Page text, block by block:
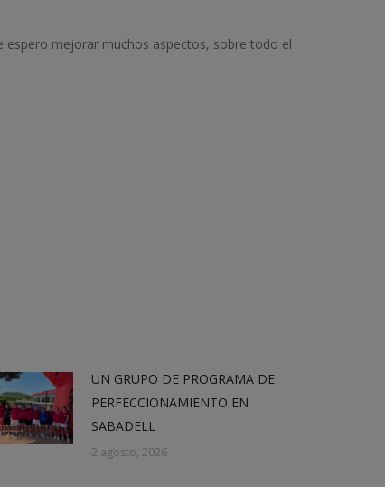
espero mejorar muchos aspectos, sobre todo el
UN GRUPO DE PROGRAMA DE
PERFECCIONAMIENTO EN
SABADELL
2 agosto, 2026